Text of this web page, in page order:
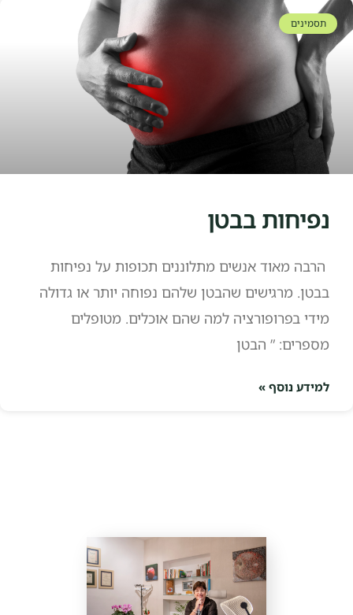
תסמינים
נפיחות בבטן
הרבה מאוד אנשים מתלוננים תכופות על נפיחות
בבטן. מרגישים שהבטן שלהם נפוחה יותר או גדולה
מידי בפרופורציה למה שהם אוכלים. מטופלים
מספרים: ” הבטן
למידע נוסף »